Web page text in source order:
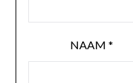
NAAM*